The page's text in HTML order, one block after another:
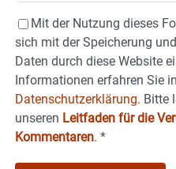
Mit der Nutzung dieses
sich mit der Speicherung
Daten durch diese Website
Informationen erfahren Sie
Datenschutzerklärung. Bitte
unseren Leitfaden für die
Kommentaren. *